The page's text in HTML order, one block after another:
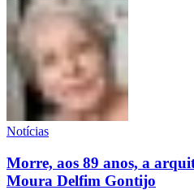
Notícias
Morre, aos 89 anos, a
Moura Delfim Gontijo